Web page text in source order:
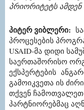
პრიორიტეტს ამდენ
პიტერ ვიბლერი:
პროცესების
USAID-მა დიდი
საერთაშორისო
ექსპერტების
გამოიკვეთა ის
თქვენ
პარტნიორებმაც